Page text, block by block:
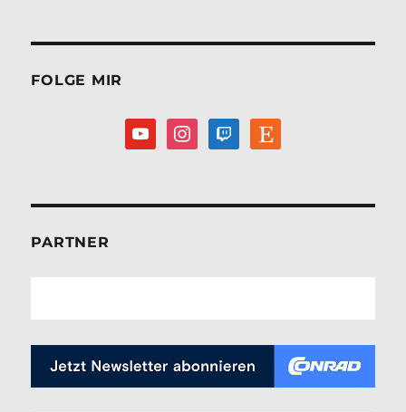
FOLGE MIR
youtubeinstagramtwitch etsy
PARTNER